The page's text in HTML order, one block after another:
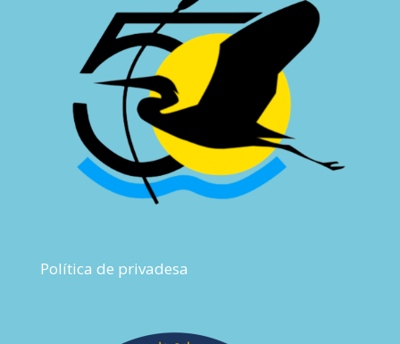
Política de privadesa